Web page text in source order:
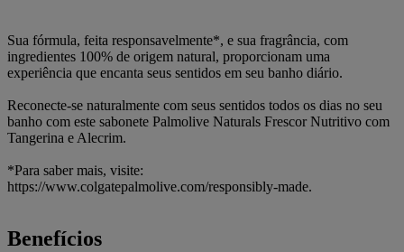
Sua fórmula, feita responsavelmente*, e sua fragrância, com
ingredientes 100% de origem natural, proporcionam uma
experiência que encanta seus sentidos em seu banho diário.
Reconecte-se naturalmente com seus sentidos todos os dias no seu
banho com este sabonete Palmolive Naturals Frescor Nutritivo com
Tangerina e Alecrim.
*Para saber mais, visite:
https://www.colgatepalmolive.com/responsibly-made.
Benefícios